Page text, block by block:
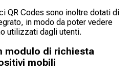
QR Codes sono inoltre dotati di
in modo da poter vedere
utilizzati dagli utenti.
modulo di richiesta
mobili